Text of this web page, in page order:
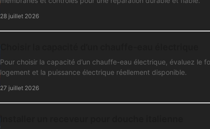
28 juillet 2026
Pour choisir la capacité d’un chauffe-eau électrique, évaluez le
logement et la puissance électrique réellement disponible.
27 juillet 2026